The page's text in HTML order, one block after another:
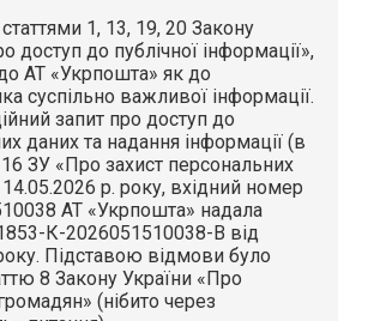
1, 13, 19, 20 Закону
доступ до публічної інформації»,
АТ «Укрпошта» як до
суспільно важливої інформації.
запит про доступ до
даних та надання інформації (в
ЗУ «Про захист персональних
р. року, вхідний номер
АТ «Укрпошта» надала
К-2026051510038-В від
Підставою відмови було
8 Закону України «Про
(нібито через